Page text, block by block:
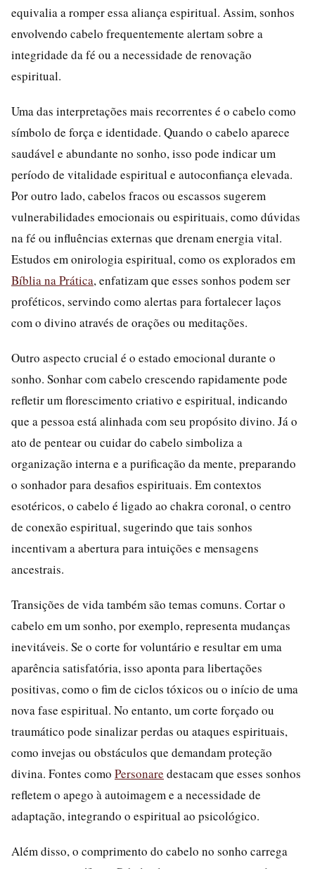
equivalia a romper essa aliança espiritual. Assim, sonhos
envolvendo cabelo frequentemente alertam sobre a
integridade da fé ou a necessidade de renovação
espiritual.
Uma das interpretações mais recorrentes é o cabelo como
símbolo de força e identidade. Quando o cabelo aparece
saudável e abundante no sonho, isso pode indicar um
período de vitalidade espiritual e autoconfiança elevada.
Por outro lado, cabelos fracos ou escassos sugerem
vulnerabilidades emocionais ou espirituais, como dúvidas
na fé ou influências externas que drenam energia vital.
Estudos em onirologia espiritual, como os explorados em
Bíblia na Prática, enfatizam que esses sonhos podem ser
proféticos, servindo como alertas para fortalecer laços
com o divino através de orações ou meditações.
Outro aspecto crucial é o estado emocional durante o
sonho. Sonhar com cabelo crescendo rapidamente pode
refletir um florescimento criativo e espiritual, indicando
que a pessoa está alinhada com seu propósito divino. Já o
ato de pentear ou cuidar do cabelo simboliza a
organização interna e a purificação da mente, preparando
o sonhador para desafios espirituais. Em contextos
esotéricos, o cabelo é ligado ao chakra coronal, o centro
de conexão espiritual, sugerindo que tais sonhos
incentivam a abertura para intuições e mensagens
ancestrais.
Transições de vida também são temas comuns. Cortar o
cabelo em um sonho, por exemplo, representa mudanças
inevitáveis. Se o corte for voluntário e resultar em uma
aparência satisfatória, isso aponta para libertações
positivas, como o fim de ciclos tóxicos ou o início de uma
nova fase espiritual. No entanto, um corte forçado ou
traumático pode sinalizar perdas ou ataques espirituais,
como invejas ou obstáculos que demandam proteção
divina. Fontes como Personare destacam que esses sonhos
refletem o apego à autoimagem e a necessidade de
adaptação, integrando o espiritual ao psicológico.
Além disso, o comprimento do cabelo no sonho carrega